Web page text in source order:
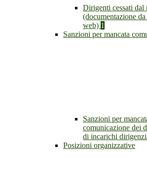
Dirigenti cessati
(documentazione
web) 1
Sanzioni per mancata
Sanzioni per
comunicazione dei
di incarichi
Posizioni organizzative